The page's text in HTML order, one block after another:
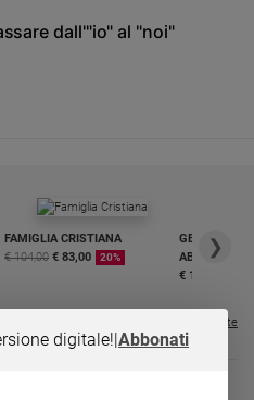
dall'"io" al "noi"
FAMIGLIA CRISTIANA
€ 104,00 € 83,00 20%
GBABY
€ 16,99
❯
Visualizza tutte le riviste
digitale!|Abbonati